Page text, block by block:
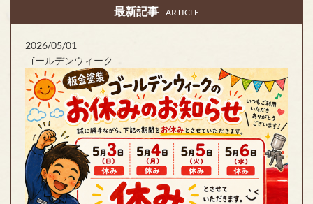
最新記事 ARTICLE
2026/05/01
ゴールデンウィーク